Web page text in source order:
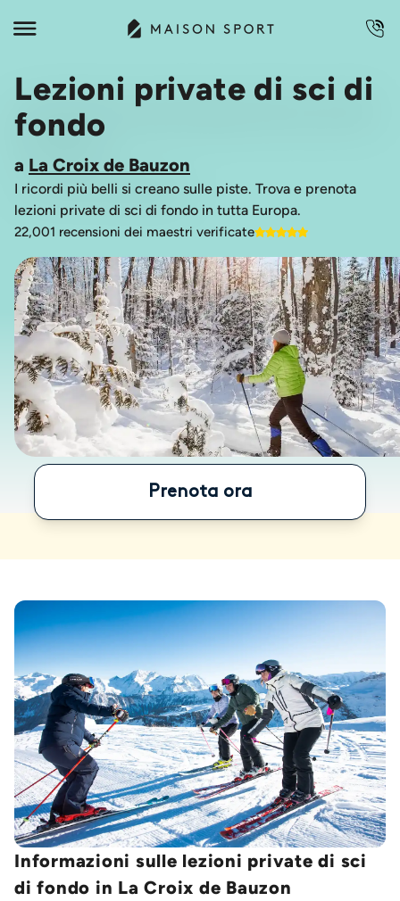
Lezioni private di sci di
fondo
a La Croix de Bauzon
I ricordi più belli si creano sulle piste. Trova e prenota
lezioni private di sci di fondo in tutta Europa.
22,001 recensioni dei maestri verificate
Prenota ora
Informazioni sulle lezioni private di sci
di fondo in La Croix de Bauzon